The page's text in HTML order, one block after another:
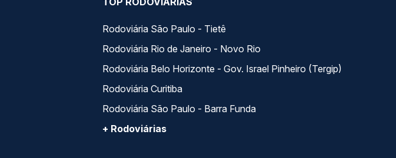
Rodoviária São Paulo - Tietê
Rodoviária Rio de Janeiro - Novo Rio
Rodoviária Belo Horizonte - Gov. Israel Pinheiro (Tergip)
Rodoviária Curitiba
Rodoviária São Paulo - Barra Funda
+ Rodoviárias